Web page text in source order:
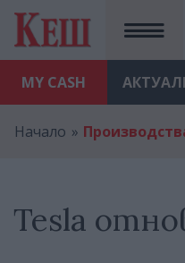
MY CASH
Начало
Tesla